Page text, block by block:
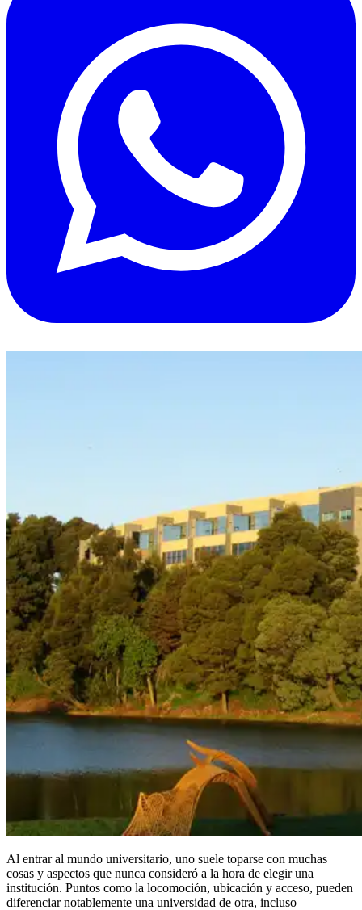
Al entrar al mundo universitario, uno suele toparse con muchas
cosas y aspectos que nunca consideró a la hora de elegir una
institución. Puntos como la locomoción, ubicación y acceso, pueden
diferenciar notablemente una universidad de otra, incluso